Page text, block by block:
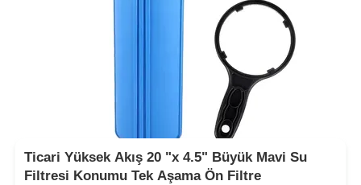
Ticari Yüksek Akış 20 "x 4.5" Büyük Mavi Su
Filtresi Konumu Tek Aşama Ön Filtre